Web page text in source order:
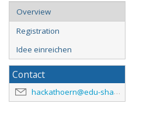
Event
menu
Overview
Registration
Idee einreichen
Contact
hackathoern@edu-sharing.net